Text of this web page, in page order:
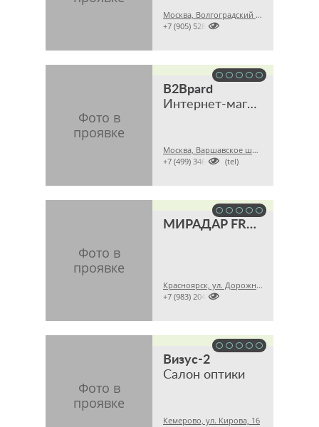
Москва, Волгоградский пр., 45А

+7 (905) 5285511
B2Bpard
Интернет-магазин
Москва, Варшавское шоссе, 28A

+7 (499) 3468121 (tel)
МИРАДАР FROCHI
Красноярск, ул. Дорожная, 16, пом. 1

+7 (983) 2042447
Визус-2
Салон оптики
Кемерово, ул. Кирова, 16